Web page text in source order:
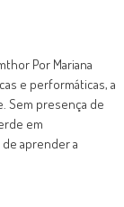
Por Mariana
e performáticas, a
Sem presença de
em
aprender a